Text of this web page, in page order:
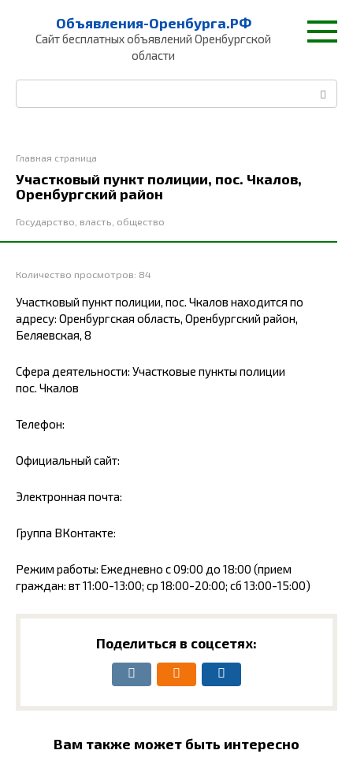
контенту
Объявления-Оренбурга.РФ
Сайт бесплатных объявлений Оренбургской
области
Главная страница
Участковый пункт полиции, пос. Чкалов,
Оренбургский район
Государство, власть, общество
Количество просмотров: 84
Участковый пункт полиции, пос. Чкалов находится по
адресу: Оренбургская область, Оренбургский район,
Беляевская, 8
Сфера деятельности: Участковые пункты полиции
пос. Чкалов
Телефон:
Официальный сайт:
Электронная почта:
Группа ВКонтакте:
Режим работы: Ежедневно с 09:00 до 18:00 (прием
граждан: вт 11:00-13:00; ср 18:00-20:00; сб 13:00-15:00)
Поделиться в соцсетях:
Вам также может быть интересно